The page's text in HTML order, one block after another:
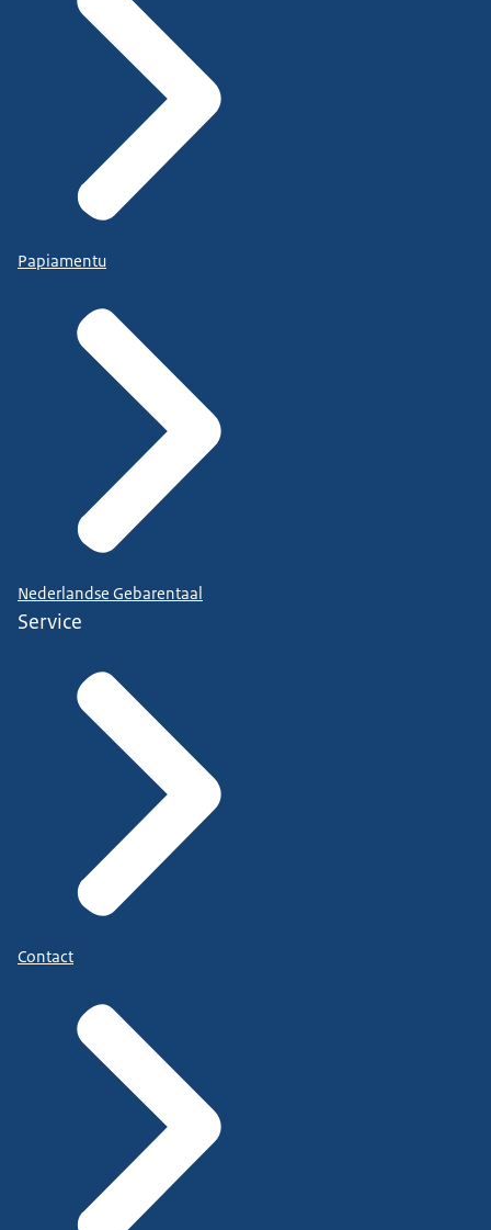
Papiamentu
Nederlandse Gebarentaal
Service
Contact